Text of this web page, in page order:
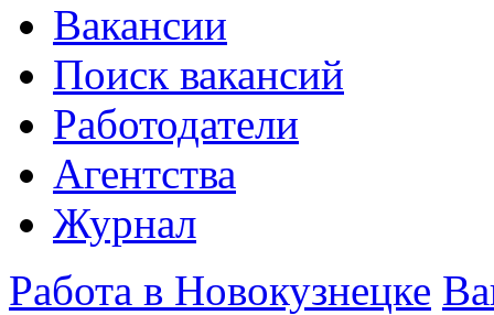
Вакансии
Поиск вакансий
Работодатели
Агентства
Журнал
Работа в Новокузнецке